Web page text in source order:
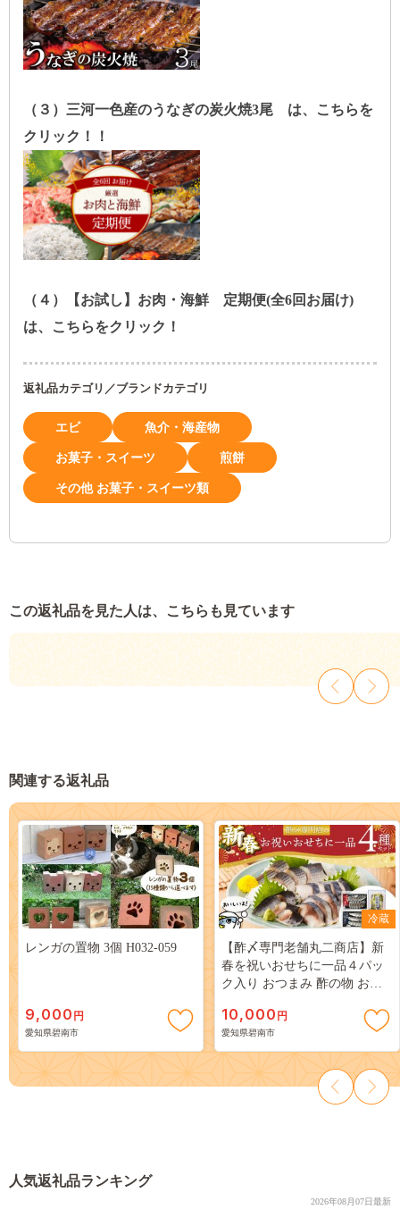
（３）三河一色産のうなぎの炭火焼3尾 は、こちらを
クリック！！
（４）【お試し】お肉・海鮮 定期便(全6回お届け)
は、こちらをクリック！
返礼品カテゴリ／ブランドカテゴリ
エビ 魚介・海産物
お菓子・スイーツ 煎餅
その他 お菓子・スイーツ類
この返礼品を見た人は、こちらも見ています
関連する返礼品
レンガの置物 3個 H032-059
9,000 円
愛知県碧南市
冷蔵
【酢〆専門老舗丸二商店】新
春を祝いおせちに一品４パッ
ク入り おつまみ 酢の物 お刺
だ粟漬 小肌 しめさば 〆鯖 酢
〆 酢漬け 魚介 海鮮 お刺身風
酢〆セット おうちごはん
H021-119
10,000 円
愛知県碧南市
人気返礼品ランキング
2026年08月07日最新